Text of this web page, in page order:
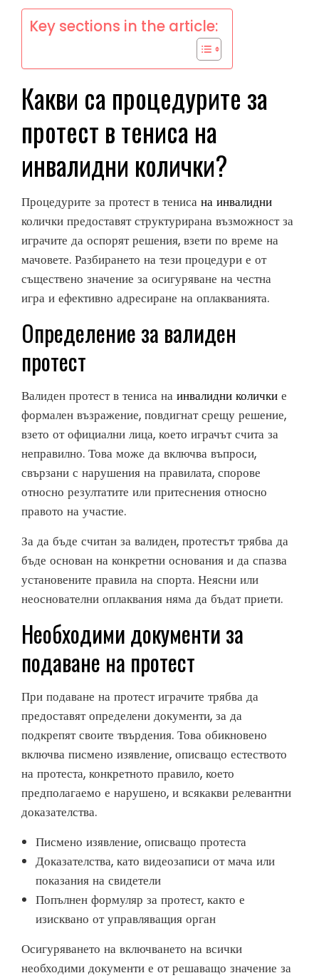
Key sections in the article:
Какви са процедурите за
протест в тениса на
инвалидни колички?
Процедурите за протест в тениса на инвалидни
колички предоставят структурирана възможност за
играчите да оспорят решения, взети по време на
мачовете. Разбирането на тези процедури е от
съществено значение за осигуряване на честна
игра и ефективно адресиране на оплакванията.
Определение за валиден
протест
Валиден протест в тениса на инвалидни колички е
формален възражение, повдигнат срещу решение,
взето от официални лица, което играчът счита за
неправилно. Това може да включва въпроси,
свързани с нарушения на правилата, спорове
относно резултатите или притеснения относно
правото на участие.
За да бъде считан за валиден, протестът трябва да
бъде основан на конкретни основания и да спазва
установените правила на спорта. Неясни или
неоснователни оплаквания няма да бъдат приети.
Необходими документи за
подаване на протест
При подаване на протест играчите трябва да
предоставят определени документи, за да
подкрепят своите твърдения. Това обикновено
включва писмено изявление, описващо естеството
на протеста, конкретното правило, което
предполагаемо е нарушено, и всякакви релевантни
доказателства.
Писмено изявление, описващо протеста
Доказателства, като видеозаписи от мача или
показания на свидетели
Попълнен формуляр за протест, както е
изисквано от управляващия орган
Осигуряването на включването на всички
необходими документи е от решаващо значение за